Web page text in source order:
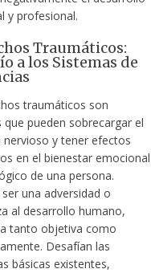
y profesional.
Traumáticos:
a los Sistemas de
traumáticos son
que pueden sobrecargar el
nervioso y tener efectos
en el bienestar emocional
de una persona.
una adversidad o
al desarrollo humano,
tanto objetiva como
Desafían las
básicas existentes,